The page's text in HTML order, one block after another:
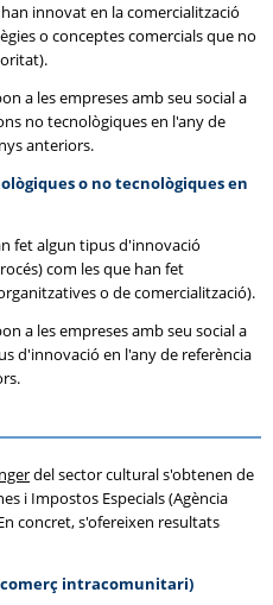
innovat en la comercialització
o conceptes comercials que no
a les empreses amb seu social a
no tecnològiques en l'any de
anteriors.
o no tecnològiques en
fet algun tipus d'innovació
com les que han fet
o de comercialització).
a les empreses amb seu social a
d'innovació en l'any de referència
del sector cultural s'obtenen de
i Impostos Especials (Agència
concret, s'ofereixen resultats
comerç intracomunitari)